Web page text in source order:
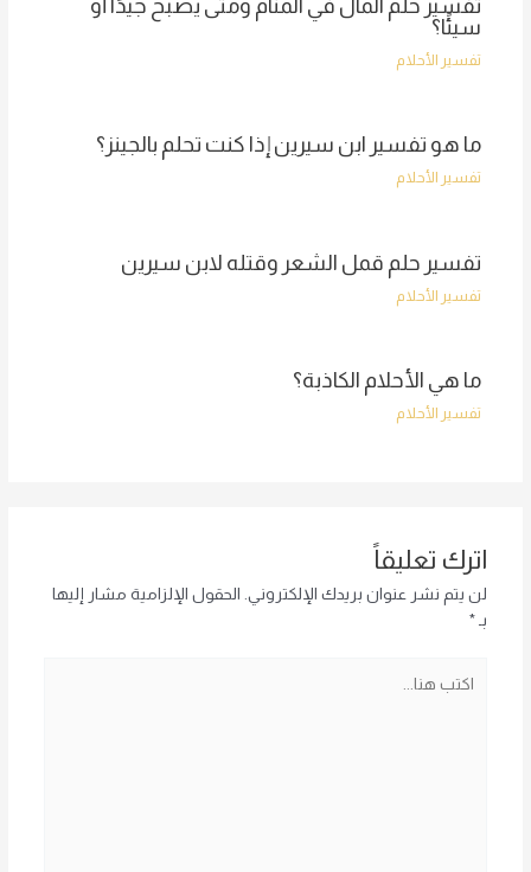
سيئًا؟
تفسير الأحلام
ما هو تفسير ابن سيرين إذا كنت تحلم بالجينز؟
تفسير الأحلام
تفسير حلم قمل الشعر وقتله لابن سيرين
تفسير الأحلام
ما هي الأحلام الكاذبة؟
تفسير الأحلام
اترك تعليقاً
لن يتم نشر عنوان بريدك الإلكتروني.
الحقول الإلزامية مشار إليها
بـ *
هنا...